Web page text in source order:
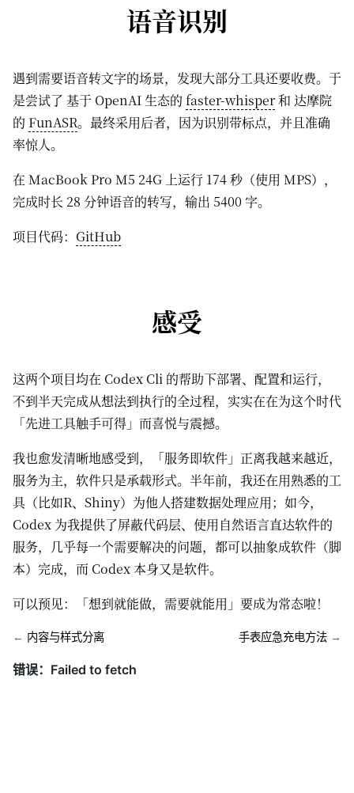
语音识别
遇到需要语音转文字的场景，发现大部分工具还要收费。于
是尝试了 基于 OpenAI 生态的 faster-whisper和 达摩院
的 FunASR。最终采用后者，因为识别带标点，并且准确
率惊人。
在 MacBook Pro M5 24G 上运行 174 秒（使用 MPS），
完成时长 28 分钟语音的转写，输出 5400 字。
项目代码： GitHub
感受
这两个项目均在 Codex Cli 的帮助下部署、配置和运行，
不到半天完成从想法到执行的全过程，实实在在为这个时代
「先进工具触手可得」而喜悦与震撼。
我也愈发清晰地感受到，「服务即软件」正离我越来越近，
服务为主，软件只是承载形式。半年前，我还在用熟悉的工
具（比如R、Shiny）为他人搭建数据处理应用；如今，
Codex 为我提供了屏蔽代码层、使用自然语言直达软件的
服务，几乎每一个需要解决的问题，都可以抽象成软件（脚
本）完成，而 Codex 本身又是软件。
可以预见：「想到就能做，需要就能用」要成为常态啦！
← 内容与样式分离 手表应急充电方法 →